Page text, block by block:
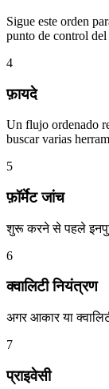
Sigue este orden
punto de control
4
फ़ायदे
Un flujo ordenado
buscar varias
5
फ़ॉर्मेट जांच
शुरू करने से पहले
6
क्वालिटी नियंत्रण
अगर आकार या
7
प्राइवेसी